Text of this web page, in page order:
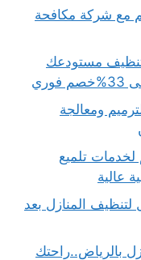
نهائيًا +35%خصم مع شركة مكافحة
مستودعك
بـ40% خصم لترميم ومعالجة
بـ35%خصم لخدمات تلميع
عالية
بشقراء خصم150ريال لتنظيف المنازل بعد
بالرياض..راحتك